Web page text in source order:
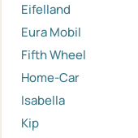
Eifelland
Eura Mobil
Fifth Wheel
Home-Car
Isabella
Kip